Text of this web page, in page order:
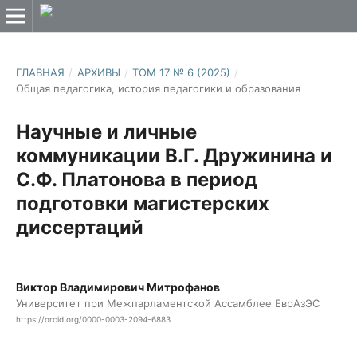
ГЛАВНАЯ / АРХИВЫ / ТОМ 17 № 6 (2025) /
Общая педагогика, история педагогики и образования
Научные и личные
коммуникации В.Г. Дружинина и
С.Ф. Платонова в период
подготовки магистерских
диссертаций
Виктор Владимирович Митрофанов
Университет при Межпарламентской Ассамблее ЕврАзЭС
https://orcid.org/0000-0003-2094-6883